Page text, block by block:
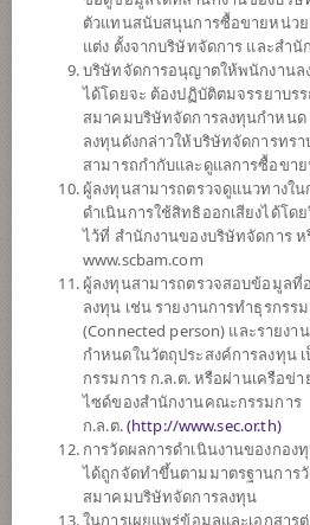
ตั้งแต่ต้นปี
ข้อมูล ณ
มูลค่าหน่วยลงทุน
15.2360
0.2027
ข้อมูล ณ วันที่ 4 ส.ค. 2569
ข้อมูลสรุป
ผลการดำเนินงา
ข้อมูลการ
ตัวแทนสนับสนุนการซื้อขายหน่ว
แต่ง ตั้งจากบริษัทจัดการ และสำ
บริษัทจัดการอนุญาตให้พนักงานล
ได้โดยจะ ต้องปฏิบัติตมจรรยาบร
สมาคมบริษัทจัดการลงทุนกำหนด
ลงทุนดังกล่าวให้บริษัทจัดการทร
สามารถกำกับและดูแลการซื้อขา
ผู้ลงทุนสามารถตรวจดูแนวทางใน
ดำเนินการใช้สิทธิออกเสียงได้โด
ไว้ที่ สำนักงานของบริษัทจัดการ ห
www.scbam.com
ผู้ลงทุนสามารถตรวจสอบข้อมูลที่
ลงทุน เช่น รายงานการทำธุรกรร
(Connected person) และรายง
กำหนดในวัตถุประสงค์การลงทุน
กรรมการ ก.ล.ต. หรือผ่านเครือข่า
ไซด์ของสำนักงานคณะกรรมการ
ก.ล.ต.(http://www.sec.or.th)
การวัดผลการดำเนินงานของกอ
ได้ถูกจัดทำขึ้นตามมาตรฐานการ
สมาคมบริษัทจัดการลงทุน
ในการเผยแพร่ข้อมูลและเอกสาร